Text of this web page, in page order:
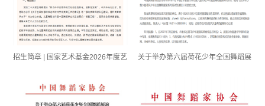
招生简章 | 国家艺术基金2026年度艺
儿童舞蹈创作人才培训》...
关于举办第六届荷花少年全国舞蹈展